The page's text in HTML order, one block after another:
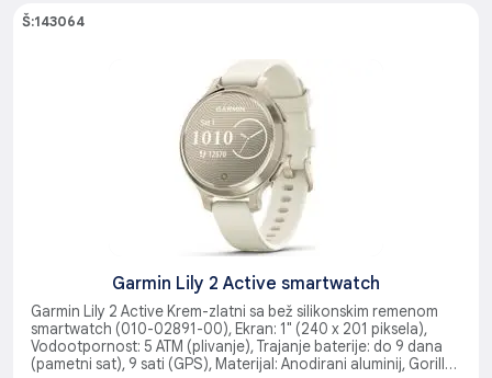
Š:143064
Garmin Lily 2 Active smartwatch
Garmin Lily 2 Active Krem-zlatni sa bež silikonskim remenom
smartwatch (010-02891-00), Ekran: 1" (240 x 201 piksela),
Vodootpornost: 5 ATM (plivanje), Trajanje baterije: do 9 dana
(pametni sat), 9 sati (GPS), Materijal: Anodirani aluminij, Gorilla